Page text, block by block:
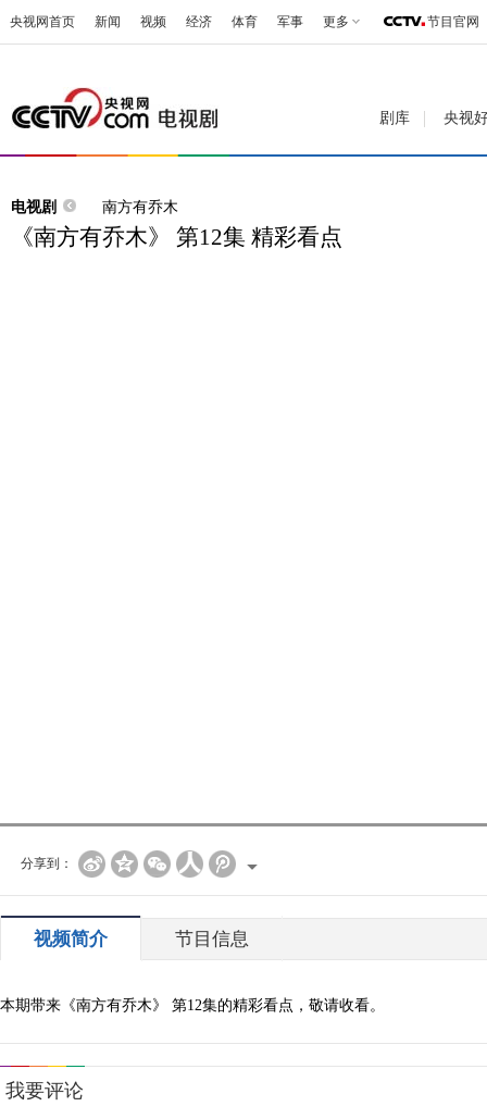
央视网首页 新闻 视频 经济 体育 军事 更多 节目官网
剧库 央视
电视剧 南方有乔木
《南方有乔木》 第12集 精彩看点
分享到：
视频简介 节目信息
本期带来《南方有乔木》 第12集的精彩看点，敬请收看。